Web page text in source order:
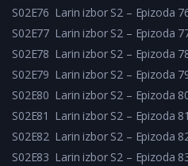
S02E76 Larin izbor S2 – Epizoda
S02E77 Larin izbor S2 – Epizoda
S02E78 Larin izbor S2 – Epizoda
S02E79 Larin izbor S2 – Epizoda
S02E80 Larin izbor S2 – Epizoda
S02E81 Larin izbor S2 – Epizoda 81
S02E82 Larin izbor S2 – Epizoda
S02E83 Larin izbor S2 – Epizoda